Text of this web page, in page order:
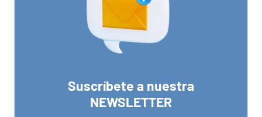
Suscríbete a nuestra
NEWSLETTER